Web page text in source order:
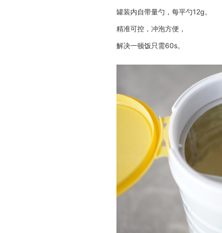
罐装内自带量勺，每平勺12g。
精准可控，冲泡方便，
解决一顿饭只需60s。